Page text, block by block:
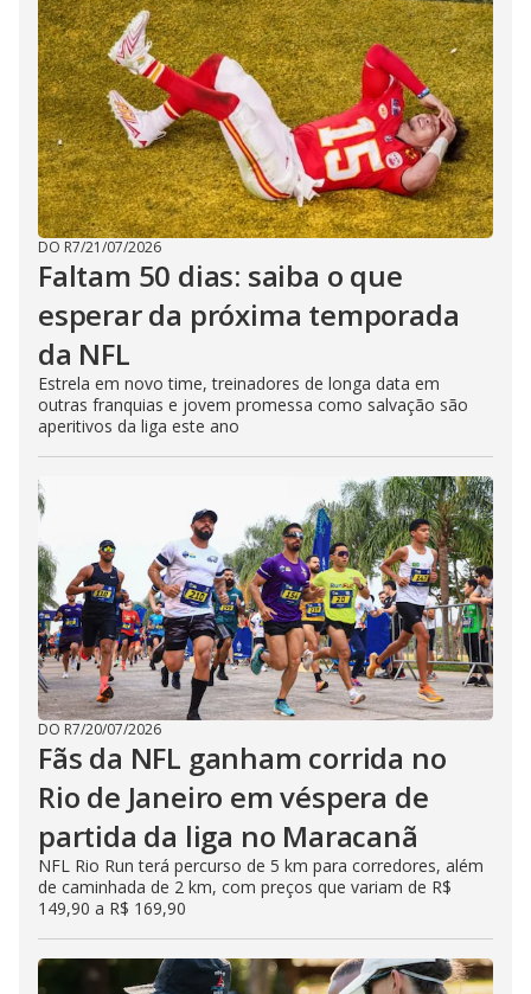
DO R7/21/07/2026
Faltam 50 dias: saiba o que
esperar da próxima temporada
da NFL
Estrela em novo time, treinadores de longa data em
outras franquias e jovem promessa como salvação são
aperitivos da liga este ano
DO R7/20/07/2026
Fãs da NFL ganham corrida no
Rio de Janeiro em véspera de
partida da liga no Maracanã
NFL Rio Run terá percurso de 5 km para corredores, além
de caminhada de 2 km, com preços que variam de R$
149,90 a R$ 169,90